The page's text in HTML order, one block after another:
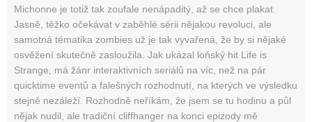
Michonne je totiž tak zoufale nenápaditý, až se chce plakat.
Jasně, těžko očekávat v zaběhlé sérii nějakou revoluci, ale
samotná tématika zombies už je tak vyvařená, že by si nějaké
osvěžení skutečně zasloužila. Jak ukázal loňský hit Life is
Strange, má žánr interaktivních seriálů na víc, než na pár
quicktime eventů a falešných rozhodnutí, na kterých ve výsledku
stejně nezáleží. Rozhodně neříkám, že jsem se tu hodinu a půl
nějak nudil, ale tradiční cliffhanger na konci epizody mě